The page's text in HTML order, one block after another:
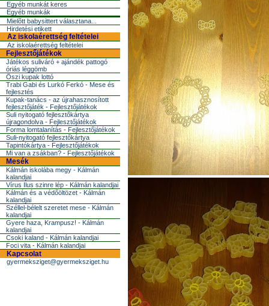
Egyéb munkát keres
Egyéb munkák
Mielõtt babysittert választana...
Hirdetési etikett
Az iskolaérettség feltételei
Az iskolaérettség feltételei
Fejlesztőjátékok
Játékos suliváró + ajándék pattogó
óriás léggömb
Őszi kupak lottó
Trabi Gabi és Lurkó Ferkó - Mese és
fejlesztés
Kupak-tanács - az újrahasznosított
fejlesztőjáték - Fejlesztőjátékok
Suli nyitogató fejlesztőkártya
újragondolva - Fejlesztőjátékok
Forma lomtalanítás - Fejlesztőjátékok
Suli-nyitogató fejlesztőkártya
Tapintókártya - Fejlesztőjátékok
Mi van a zsákban? - Fejlesztőjátékok
Mesék
Kálmán iskolába megy - Kálmán
kalandjai
Vírus Ilus szinre lép - Kálmán kalandjai
Kálmán és a védőöltözet - Kálmán
kalandjai
Széllel-bélelt szeretet mese - Kálmán
kalandjai
Gyere haza, Krampusz! - Kálmán
kalandjai
Csoki kaland - Kálmán kalandjai
Foci vita - Kálmán kalandjai
Kapcsolat
gyermeksziget@gyermeksziget.hu